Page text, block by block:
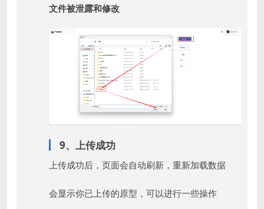
文件被泄露和修改
9、上传成功
上传成功后，页面会自动刷新，重新加载数据
会显示你已上传的原型，可以进行一些操作